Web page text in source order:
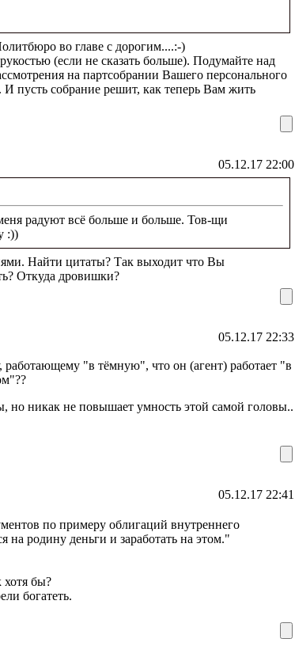
во главе с дорогим....:-)
(если не сказать больше). Подумайте над
на партсобрании Вашего персонального
И пусть собрание решит, как теперь Вам жить
05.12.17 22:00
радуют всё больше и больше. Тов-щи
:))
Найти цитаты? Так выходит что Вы
Откуда дровишки?
05.12.17 22:33
"в тёмную", что он (агент) работает "в
но никак не повышает умность этой самой головы..
05.12.17 22:41
по примеру облигаций внутреннего
родину деньги и заработать на этом."
хотя бы?
богатеть.